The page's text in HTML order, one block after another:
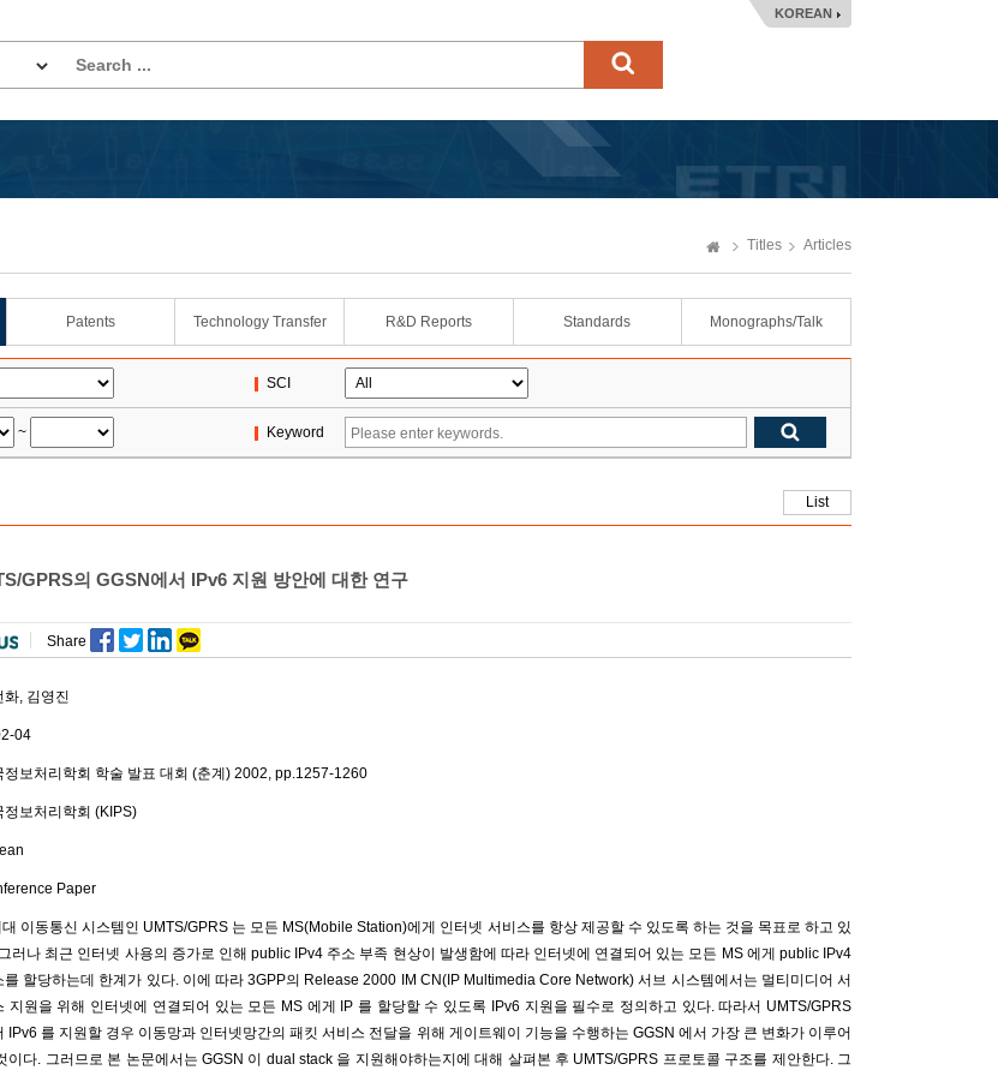
KOREAN
Titles Articles
Patents Technology Transfer R&D Reports Standards Monographs/Talk
SCI
~ Keyword
List
GPRS의 GGSN에서 IPv6 지원 방안에 대한 연구
Share
화, 김영진
04
정보처리학회 학술 발표 대회 (춘계) 2002, pp.1257-1260
정보처리학회 (KIPS)
Paper
이동통신 시스템인 UMTS/GPRS 는 모든 MS(Mobile Station)에게 인터넷 서비스를 항상 제공할 수 있도록 하는 것을 목표로 하고 있
러나 최근 인터넷 사용의 증가로 인해 public IPv4 주소 부족 현상이 발생함에 따라 인터넷에 연결되어 있는 모든 MS 에게 public IPv4
를 할당하는데 한계가 있다. 이에 따라 3GPP의 Release 2000 IM CN(IP Multimedia Core Network) 서브 시스템에서는 멀티미디어 서
지원을 위해 인터넷에 연결되어 있는 모든 MS 에게 IP 를 할당할 수 있도록 IPv6 지원을 필수로 정의하고 있다. 따라서 UMTS/GPRS
IPv6 를 지원할 경우 이동망과 인터넷망간의 패킷 서비스 전달을 위해 게이트웨이 기능을 수행하는 GGSN 에서 가장 큰 변화가 이루어
이다. 그러므로 본 논문에서는 GGSN 이 dual stack 을 지원해야하는지에 대해 살펴본 후 UMTS/GPRS 프로토콜 구조를 제안한다. 그